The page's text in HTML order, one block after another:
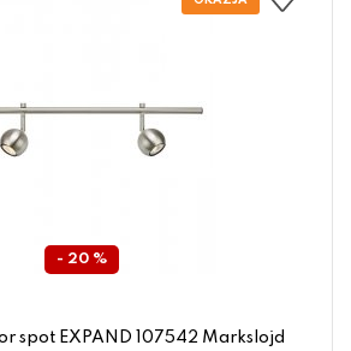
- 20 %
spot EXPAND 107542 Markslojd